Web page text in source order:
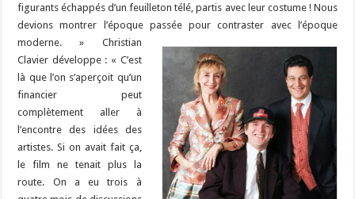
figurants échappés d’un feuilleton télé, partis avec leur costume ! Nous
devions montrer l’époque passée pour contraster avec l’époque
moderne. » Christian
Clavier développe : « C’est
là que l’on s’aperçoit qu’un
financier peut
complètement aller à
l’encontre des idées des
artistes. Si on avait fait ça,
le film ne tenait plus la
route. On a eu trois à